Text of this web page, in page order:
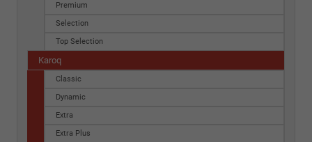
Premium
Selection
Top Selection
Karoq
Classic
Dynamic
Extra
Extra Plus